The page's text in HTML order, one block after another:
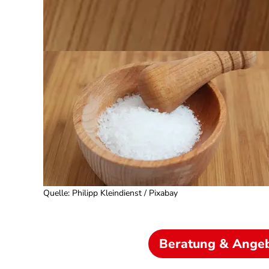
Quelle: Philipp Kleindienst / Pixabay
Beratung &